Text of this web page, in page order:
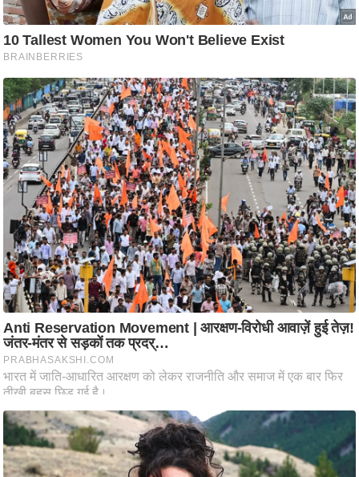
मी
क्षा
ध
र्म
ज्यो
ति
ष
प्र
भु
म
हि
मा
/
ध
र्म
स्थ
ल
व्र
त्यो
हा
र